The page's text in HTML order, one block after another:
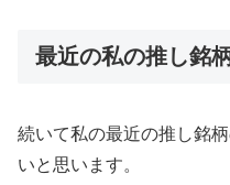
最近の私の推し銘
続いて私の最近の推し銘
いと思います。